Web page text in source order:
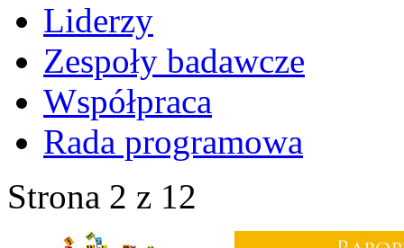
Liderzy
Zespoły badawcze
Współpraca
Rada programowa
Strona 2 z 12